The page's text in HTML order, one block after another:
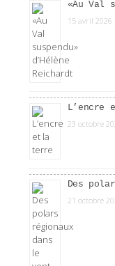
«Au Val
15 avril 2026
L’encre
23 octobre
Des
21 octobre